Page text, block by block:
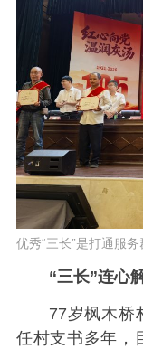
优秀“三长”是打通服务
“三长”连心
77岁枫木桥
任村支书多年